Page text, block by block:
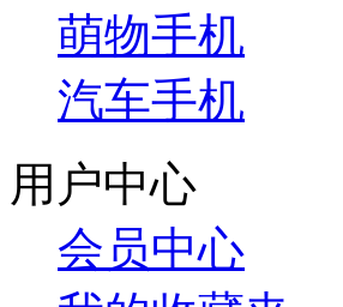
萌物手机
汽车手机
用户中心
会员中心